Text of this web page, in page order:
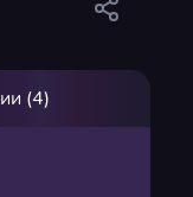
(4)